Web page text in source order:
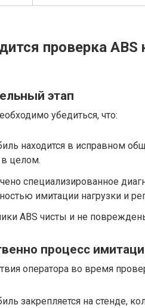
проверка ABS
этап
убедиться, что:
находится в исправном
в целом.
специализированное
имитации нагрузки и
ABS чисты и не
процесс
оператора во время
закрепляется на стенде,